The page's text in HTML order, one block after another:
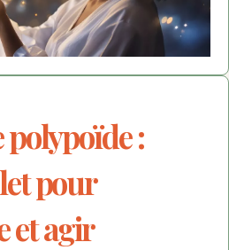
:
pour
et agir